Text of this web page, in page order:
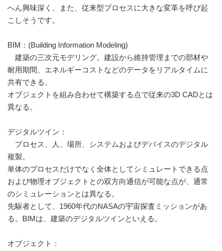
へん興味深く、また、従来型プロセスに大きな変革を呼び起
こしそうです。
BIM：(Building Information Modeling)
建築の三次元モデリング。建設から維持管理までの部材や
耐用期間、エネルギーコストなどのデータをリアルタイムに
共有できる。
オブジェクトを組み合わせて構築する点で従来の3D CADとは
異なる。
デジタルツイン：
プロセス、人、場所、システムおよびデバイスのデジタル
複製。
単体のプロセスだけでなく全体としてシミュレートできる点
および物理オブジェクトとの双方向通信が可能な点が、通常
のシミュレーションとは異なる。
先駆者として、1960年代のNASAの宇宙探査ミッションがあ
る。BIMは、建築のデジタルツインといえる。
オブジェクト：